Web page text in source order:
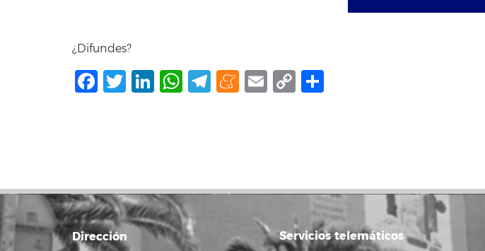
¿Difundes?
Facebook
Twitter
LinkedIn
WhatsApp
Telegram
Meneame
Email
Copy
Dirección Servicios telemáticos